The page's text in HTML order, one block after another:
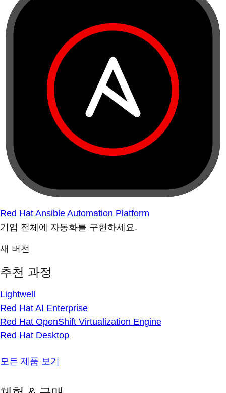
Red Hat Ansible Automation Platform
기업 전체에 자동화를 구현하세요.
새 버전
추천 과정
Lightwell
Red Hat AI Enterprise
Red Hat OpenShift Virtualization Engine
Red Hat Desktop
모든 제품 보기